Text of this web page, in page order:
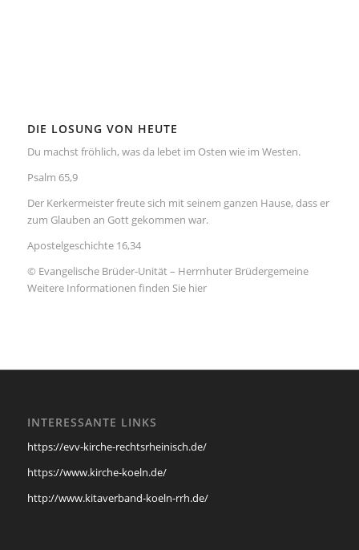
DIE LOSUNG VON HEUTE
Du machst fröhlich, was da lebet im Osten wie im Westen.
Psalm 65,9
Der Kerkermeister freute sich mit seinem ganzen Hause, dass er
zum Glauben an Gott gekommen war.
Apostelgeschichte 16,34
© Evangelische Brüder-Unität – Herrnhuter Brüdergemeine
Weitere Informationen finden Sie hier
INTERESSANTE LINKS
https://evv-kirche-rechtsrheinisch.de/
https://www.kirche-koeln.de/
http://www.kitaverband-koeln-rrh.de/